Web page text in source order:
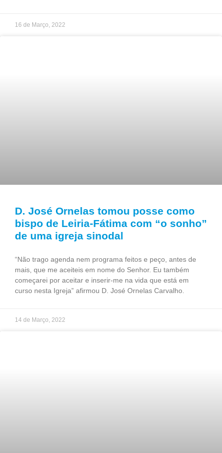
16 de Março, 2022
D. José Ornelas tomou posse como
bispo de Leiria-Fátima com “o sonho”
de uma igreja sinodal
“Não trago agenda nem programa feitos e peço, antes de
mais, que me aceiteis em nome do Senhor. Eu também
começarei por aceitar e inserir-me na vida que está em
curso nesta Igreja” afirmou D. José Ornelas Carvalho.
14 de Março, 2022